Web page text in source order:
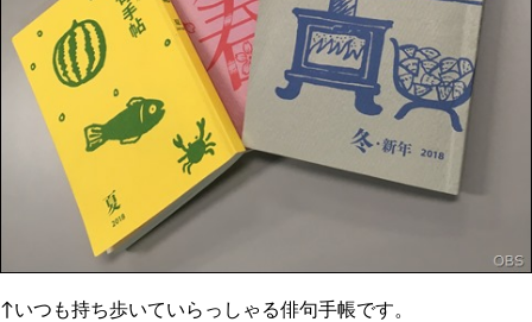
↑いつも持ち歩いていらっしゃる俳句手帳です。